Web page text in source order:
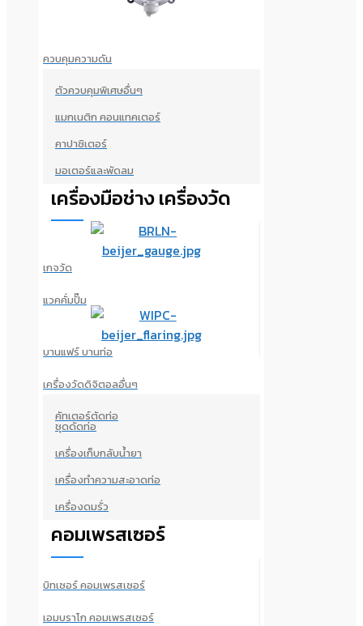
ควบคุมความดัน
ตัวควบคุมพิเศษอื่นๆ
แมกเนติก คอนแทคเตอร์
คาปาซิเตอร์
มอเตอร์และพัดลม
เครื่องมือช่าง เครื่องวัด
เกจวัด
แวคคั่มปั๊ม
บานแฟร์ บานท่อ
เครื่องวัดดิจิตอลอื่นๆ
คัทเตอร์ตัดท่อ
ชุดดัดท่อ
เครื่องเก็บกลับน้ำยา
เครื่องทำความสะอาดท่อ
เครื่องดมรั่ว
คอมเพรสเซอร์
บิทเซอร์ คอมเพรสเซอร์
เอมบราโก คอมเพรสเซอร์